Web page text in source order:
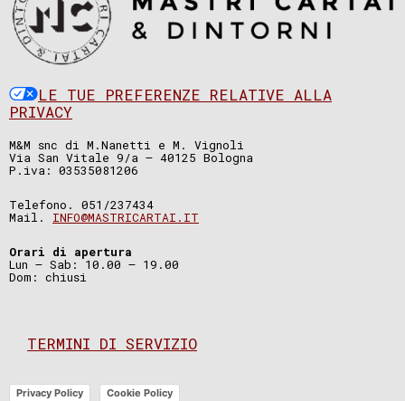
LE TUE PREFERENZE RELATIVE ALLA
PRIVACY
M&M snc di M.Nanetti e M. Vignoli
Via San Vitale 9/a – 40125 Bologna
P.iva: 03535081206
Telefono. 051/237434
Mail. INFO@MASTRICARTAI.IT
Orari di apertura
Lun – Sab: 10.00 – 19.00
Dom: chiusi
TERMINI DI SERVIZIO
Privacy Policy Cookie Policy